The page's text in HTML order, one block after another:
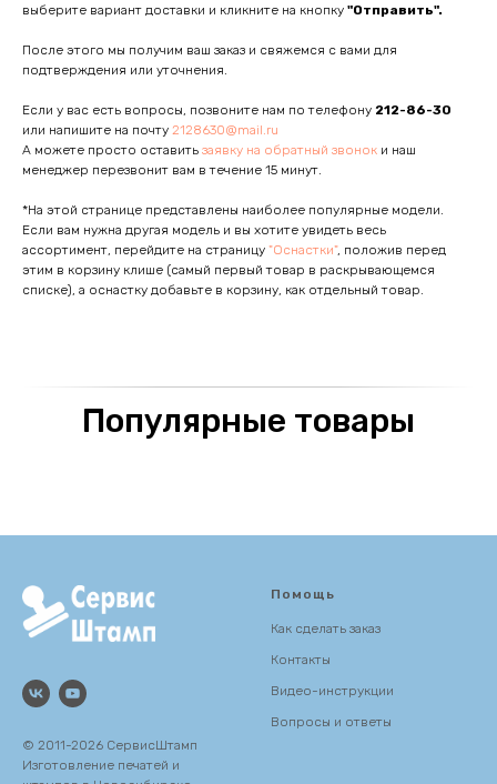
выберите вариант доставки и кликните на кнопку "Отправить".
После этого мы получим ваш заказ и свяжемся с вами для
подтверждения или уточнения.
Если у вас есть вопросы, позвоните нам по телефону 212-86-30
или напишите на почту 2128630@mail.ru
А можете просто оставить заявку на обратный звонок и наш
менеджер перезвонит вам в течение 15 минут.
*На этой странице представлены наиболее популярные модели.
Если вам нужна другая модель и вы хотите увидеть весь
ассортимент, перейдите на страницу "Оснастки", положив перед
этим в корзину клише (самый первый товар в раскрывающемся
списке), а оснастку добавьте в корзину, как отдельный товар.
Популярные товары
© 2011-2026 СервисШтамп
Изготовление печатей и
Помощь
Как сделать заказ
Контакты
Видео-инструкции
Вопросы и ответы